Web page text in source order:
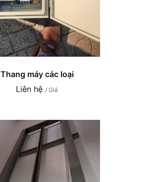
Thang máy các loại
Liên hệ / Giá